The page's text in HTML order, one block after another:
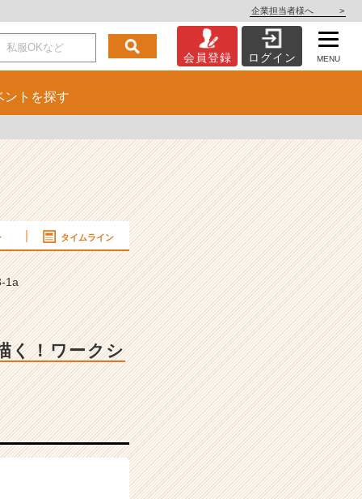
企業担当者様へ >
会員登録 ログイン MENU
ント を探す
タイムライン
1a
く！ワークシ